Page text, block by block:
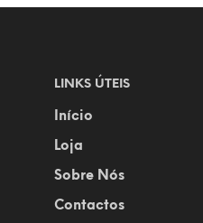
LINKS ÚTEIS
Início
Loja
Sobre Nós
Contactos